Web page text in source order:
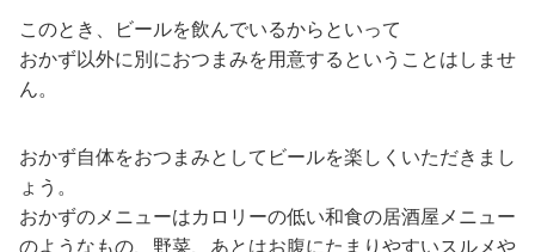
このとき、ビールを飲んでいるからといって
おかず以外に別におつまみを用意するということはしませ
ん。
おかず自体をおつまみとしてビールを楽しくいただきまし
ょう。
おかずのメニューはカロリーの低い和食の居酒屋メニュー
のようなもの、野菜、あとはお腹にたまりやすいスルメや